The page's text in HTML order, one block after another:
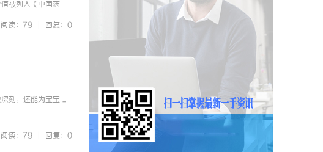
被列入《中国药
予了它许多药理活
阅读：79 回复：0
刻，还能为宝宝 ...
阅读：79 回复：0